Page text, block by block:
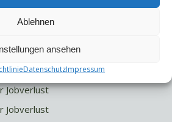
Ablehnen
ansehen
DatenschutzImpressum
Jobverlust
Jobverlust